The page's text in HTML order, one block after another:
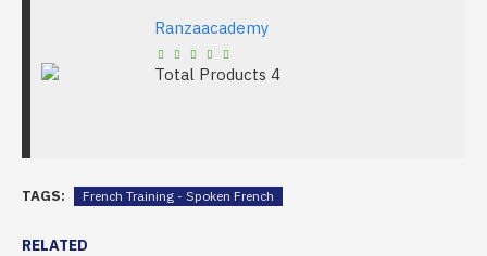
Ranzaacademy
Total Products 4
TAGS: French Training - Spoken French
RELATED